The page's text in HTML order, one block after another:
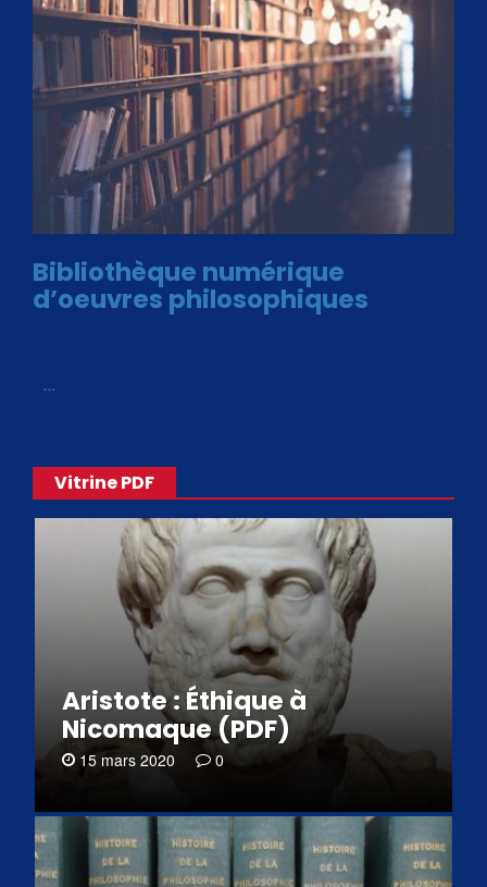
Bibliothèque numérique
d’oeuvres philosophiques
…
Vitrine PDF
Aristote : Éthique à
Nicomaque (PDF)
15 mars 2020 0